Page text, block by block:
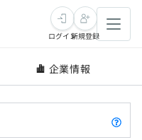
ログイン新規登録
企業情報